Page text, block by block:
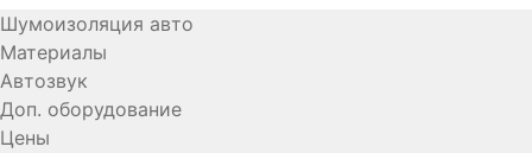
Шумоизоляция авто
Материалы
Автозвук
Доп. оборудование
Цены